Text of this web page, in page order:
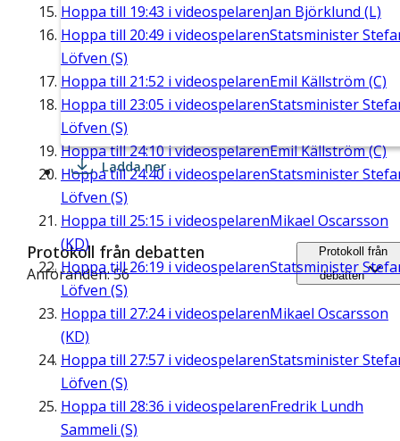
Hoppa till 19:43 i videospelarenJan Björklund (L)
Hoppa till 20:49 i videospelarenStatsminister
Löfven (S)
Hoppa till 21:52 i videospelarenEmil Källström (C)
Hoppa till 23:05 i videospelarenStatsminister
Löfven (S)
Hoppa till24:10i videospelarenEmil Källström (C)
Hoppa till24:40 i videospelarenStatsminister
Löfven (S)
Hoppa till 25:15 i videospelarenMikael Oscarsson
(KD)
Hoppa till26:19 i videospelarenStatsminister
Löfven (S)
Hoppa till 27:24i videospelarenMikael Oscarsson
(KD)
Hoppa till 27:57 i videospelarenStatsminister
Löfven (S)
Hoppa till 28:36 i videospelarenFredrik Lundh
Sammeli (S)
Ladda ner
Protokoll från debatten
Anföranden: 56
Protokoll från
debatten